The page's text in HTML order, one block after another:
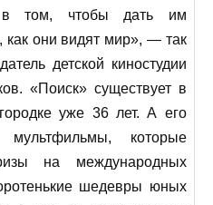
том, чтобы дать им
как они видят мир», — так
детской киностудии
«Поиск» существует в
уже 36 лет. А его
мультфильмы, которые
на международных
шедевры юных